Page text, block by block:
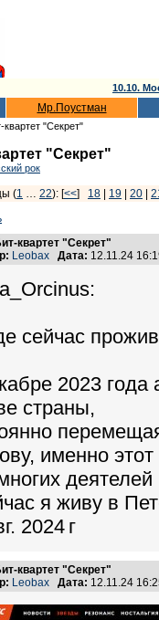
10.10.
Мр.Поустман
квартет "Секрет"
"Секрет"
рок
(1 … 22): [<<] 18 19 20
квартет "Секрет"
Leobax Дата: 12.11.24
сейчас
2023 года
страны,
именно
деятелей
я живу в
2024 г
квартет "Секрет"
Leobax Дата: 12.11.24